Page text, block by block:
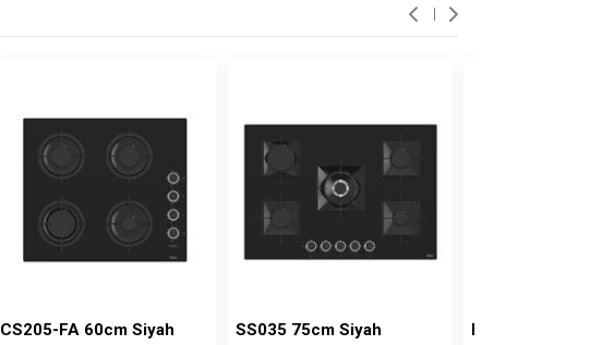
CS205-FA 60cm Siyah
SS035 75cm Siyah
ED078-WFA